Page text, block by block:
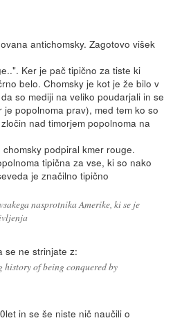
antichomsky. Zagotovo višek
Ker je pač tipično za tiste ki
belo. Chomsky je kot je že bilo v
so mediji na veliko poudarjali in se
popolnoma prav), med tem ko so
nad timorjem popolnoma na
podpiral kmer rouge.
tipična za vse, ki so nako
je značilno tipično
nasprotnika Amerike, ki se je
se ne strinjate z:
history of being conquered by
in se še niste nič naučili o